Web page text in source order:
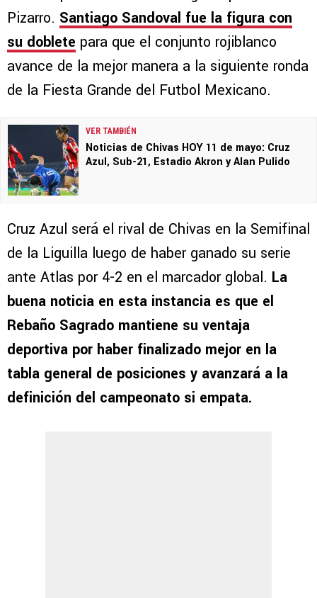
Pizarro. Santiago Sandoval fue la figura con
su doblete para que el conjunto rojiblanco
avance de la mejor manera a la siguiente ronda
de la Fiesta Grande del Futbol Mexicano.
VER TAMBIÉN
Noticias de Chivas HOY 11 de mayo: Cruz
Azul, Sub-21, Estadio Akron y Alan Pulido
Cruz Azul será el rival de Chivas en la Semifinal
de la Liguilla luego de haber ganado su serie
ante Atlas por 4-2 en el marcador global. La
buena noticia en esta instancia es que el
Rebaño Sagrado mantiene su ventaja
deportiva por haber finalizado mejor en la
tabla general de posiciones y avanzará a la
definición del campeonato si empata.